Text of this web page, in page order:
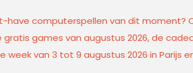
have computerspellen van dit moment?
gratis games van augustus 2026, de
week van 3 tot 9 augustus 2026 in Parijs